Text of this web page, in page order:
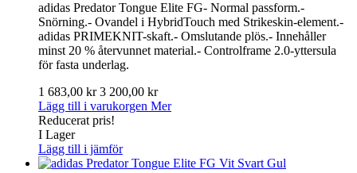
adidas Predator Tongue Elite FG- Normal passform.-
Snörning.- Ovandel i HybridTouch med Strikeskin-element.-
adidas PRIMEKNIT-skaft.- Omslutande plös.- Innehåller
minst 20 % återvunnet material.- Controlframe 2.0-yttersula
för fasta underlag.
1 683,00 kr3 200,00 kr
Lägg till i varukorgen Mer
Reducerat pris!
I Lager
Lägg till i jämför